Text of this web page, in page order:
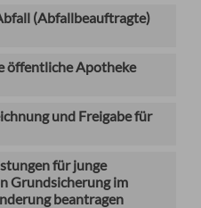
(Abfallbeauftragte)
öffentliche Apotheke
und Freigabe für
für junge
Grundsicherung im
beantragen